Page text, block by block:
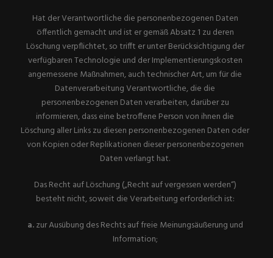
Hat der Verantwortliche die personenbezogenen Daten
öffentlich gemacht und ist er gemäß Absatz 1 zu deren
Löschung verpflichtet, so trifft er unter Berücksichtigung der
verfügbaren Technologie und der Implementierungskosten
angemessene Maßnahmen, auch technischer Art, um für die
Datenverarbeitung Verantwortliche, die die
personenbezogenen Daten verarbeiten, darüber zu
informieren, dass eine betroffene Person von ihnen die
Löschung aller Links zu diesen personenbezogenen Daten oder
von Kopien oder Replikationen dieser personenbezogenen
Daten verlangt hat.
Das Recht auf Löschung („Recht auf vergessen werden“)
besteht nicht, soweit die Verarbeitung erforderlich ist:
a.zur Ausübung des Rechts auf freie Meinungsäußerung und
Information;